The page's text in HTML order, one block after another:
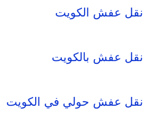
نقل عفش الكويت
نقل عفش بالكويت
نقل عفش حولي في الكويت